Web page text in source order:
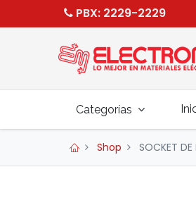
PBX: 2229-2229
Categorías
Shop SOCKET DE